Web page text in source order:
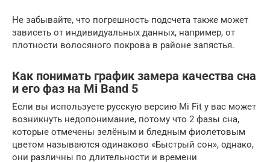
Не забывайте, что погрешность подсчета также может
зависеть от индивидуальных данных, например, от
плотности волосяного покрова в районе запястья.
Как понимать график замера качества сна
и его фаз на Mi Band 5
Если вы используете русскую версию Mi Fit у вас может
возникнуть недопонимание, потому что 2 фазы сна,
которые отмечены зелёным и бледным фиолетовым
цветом называются одинаково «Быстрый сон», однако,
они различны по длительности и времени